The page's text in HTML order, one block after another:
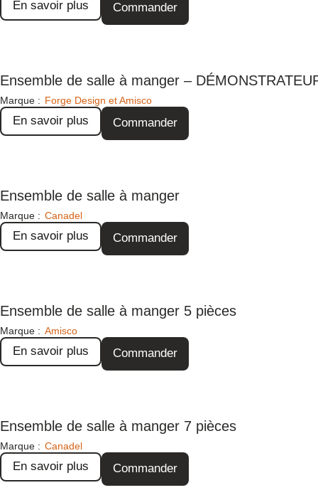
En savoir plus Commander
Ensemble de salle à manger –
Marque : Forge Design et Amisco
En savoir plus Commander
Ensemble de salle à manger
Marque : Canadel
En savoir plus Commander
Ensemble de salle à manger 5 pièces
Marque : Amisco
En savoir plus Commander
Ensemble de salle à manger 7 pièces
Marque : Canadel
En savoir plus Commander